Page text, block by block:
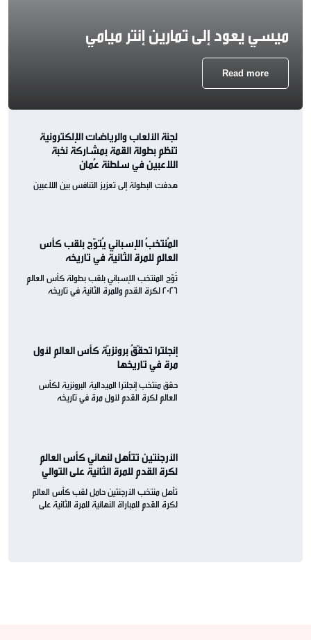
ميسي يعود إلى تمارين إنتر ميامي
Read more
لجنة الألعاب والرياضات الإلكترونية
تنظم بطولة القمة بمشاركة نخبة
اللاعبين في سلطنة عُمان
هدفت البطولة إلى تعزيز التنافس بين اللاعبين
المُنتخبُ الإسباني يُتوّج بلقب كأس
العالم للمرة الثانية في تاريخه
تُوّج المنتخب الإسباني بلقب بطولة كأس العالم
2026 لكرة القدم وللمرة الثانية في تاريخه
إنجلترا تحقّقُ برونزيّة كأس العالم لأول
مرة في تاريخها
حقق منتخب إنجلترا الميدالية البرونزية لكأس
العالم لكرة القدم لأول مرة في تاريخه
الأرجنتين تتأهل لنهائي كأس العالم
لكرة القدم للمرة الثانية على التوالي
تأهل منتخب الأرجنتين حامل لقب كأس العالم
لكرة القدم للمباراة النهائية للمرة الثانية على